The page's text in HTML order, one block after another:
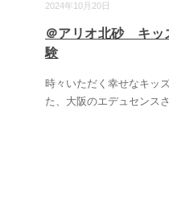
2024年10月20日
＠アリオ北砂 キ
験
時々いただく幸せなキッ
た、大阪のエデュセンス